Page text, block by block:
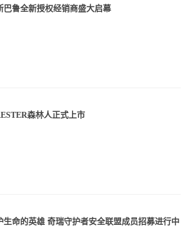
巴鲁全新授权经销商盛大启幕
森林人正式上市
生命的英雄 奇瑞守护者安全联盟成员招募进行中